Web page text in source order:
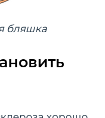
бляшка